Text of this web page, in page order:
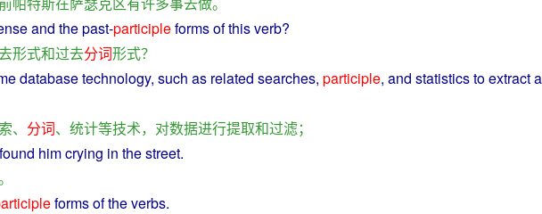
and thepast-participleformsofthisverb?
形式和过去分词形式？
databasetechnology, such as related searches, participle, and statisticstoextract
、 分词、 统计等技术， 对数据进行提取和过滤；
found himcrying in thestreet.
formsoftheverbs.